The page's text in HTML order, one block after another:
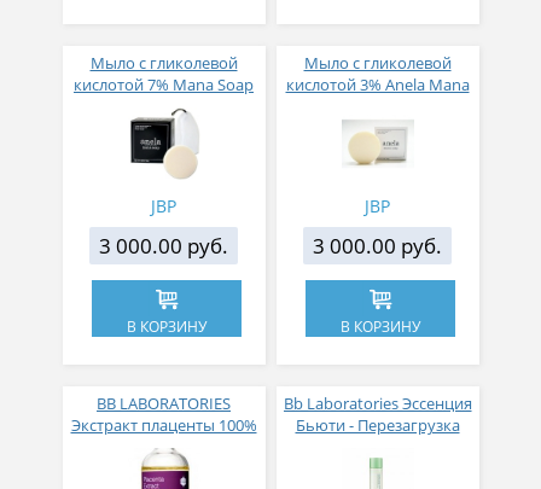
Мыло с гликолевой
кислотой 7% Mana Soap
плюс сеточка для
умывания
JBP
3 000.00 руб.
В КОРЗИНУ
Мыло с гликолевой
кислотой 3% Anela Mana
умывания 100 г
JBP
3 000.00 руб.
В КОРЗИНУ
BB LABORATORIES
Экстракт плаценты 100%
миниатюра 5мл
Bb Laboratories Эссенция
Бьюти - Перезагрузка
кожи 150 мл